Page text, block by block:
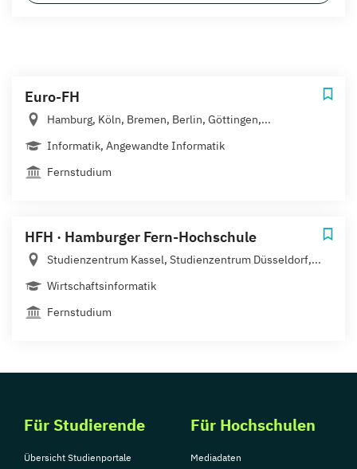
Euro-FH
Hamburg, Köln, Bremen, Berlin, Göttingen,...
Informatik, Angewandte Informatik
Fernstudium
HFH · Hamburger Fern-Hochschule
Studienzentrum Kassel, Studienzentrum Düsseldorf,...
Wirtschaftsinformatik
Fernstudium
Für Studierende
Übersicht Studienportale
Für Hochschulen
Mediadaten